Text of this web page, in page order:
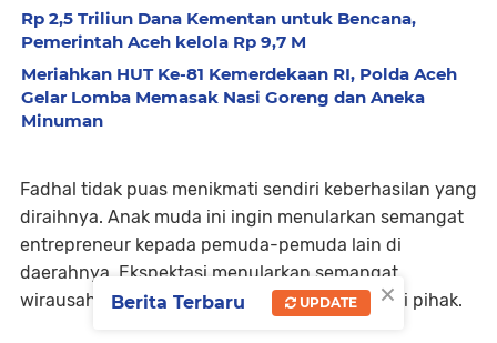
Rp 2,5 Triliun Dana Kementan untuk Bencana,
Pemerintah Aceh kelola Rp 9,7 M
Meriahkan HUT Ke-81 Kemerdekaan RI, Polda Aceh
Gelar Lomba Memasak Nasi Goreng dan Aneka
Minuman
Fadhal tidak puas menikmati sendiri keberhasilan yang
diraihnya. Anak muda ini ingin menularkan semangat
entrepreneur kepada pemuda-pemuda lain di
daerahnya. Ekspektasi menularkan semangat
wirausaha, tentunya perlu dukungan berbagai pihak.
×
Berita Terbaru UPDATE